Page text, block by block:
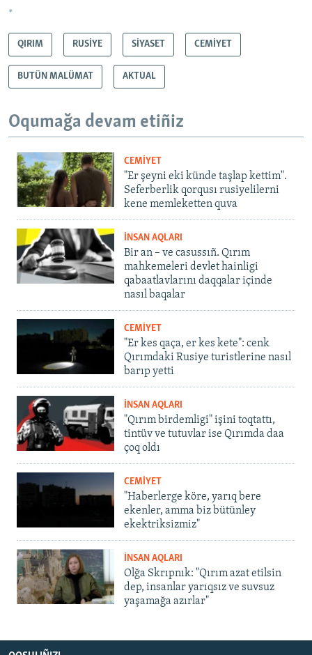
*
QIRIM RUSİYE SİYASET CEMİYET
BUTÜN MALÜMAT AKTUAL
Oqumağa devam etiñiz
CEMİYET
"Er şeyni eki künde taşlap kettim".
Seferberlik qorqusı rusiyelilerni
kene memleketten quva
İNSAN AQLARI
Bir an – ve casussıñ. Qırım
mahkemeleri devlet hainligi
qabaatlavlarını daqqalar içinde
nasıl baqalar
CEMİYET
"Er kes qaça, er kes kete": cenk
Qırımdaki Rusiye turistlerine nasıl
barıp yetti
İNSAN AQLARI
"Qırım birdemligi" işini toqtattı,
tintüv ve tutuvlar ise Qırımda daa
çoq oldı
CEMİYET
"Haberlerge köre, yarıq bere
ekenler, amma biz bütünley
ekektriksizmiz"
İNSAN AQLARI
Olğa Skrıpnık: "Qırım azat etilsin
dep, insanlar yarıqsız ve suvsuz
yaşamağa azırlar"